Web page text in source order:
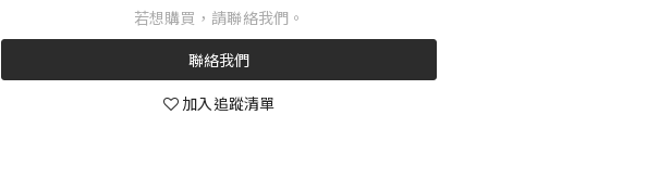
若想購買，請聯絡我們。
聯絡我們
加入追蹤清單